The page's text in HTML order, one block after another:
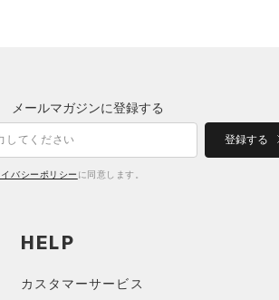
メールマガジンに登録する
登録する
バシーポリシー に同意します。
HELP
カスタマーサービス